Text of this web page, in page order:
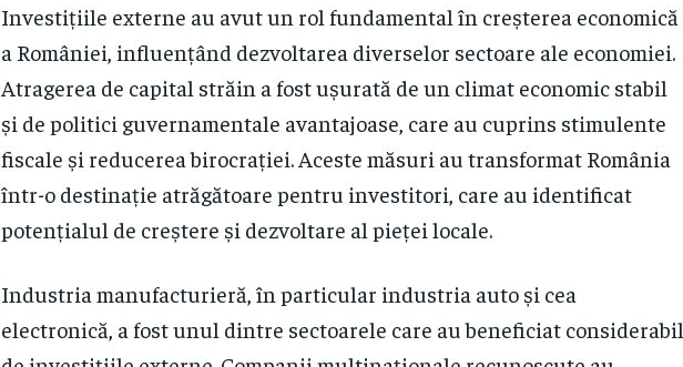
Investițiile externe au avut un rol fundamental în creșterea economică
a României, influențând dezvoltarea diverselor sectoare ale economiei.
Atragerea de capital străin a fost ușurată de un climat economic stabil
și de politici guvernamentale avantajoase, care au cuprins stimulente
fiscale și reducerea birocrației. Aceste măsuri au transformat România
într-o destinație atrăgătoare pentru investitori, care au identificat
potențialul de creștere și dezvoltare al pieței locale.
Industria manufacturieră, în particular industria auto și cea
electronică, a fost unul dintre sectoarele care au beneficiat considerabil